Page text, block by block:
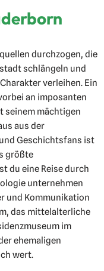
durchzogen, die
schlängeln und
verleihen. Ein
an imposanten
seinem mächtigen
aus der
Geschichtsfans ist
größte
du eine Reise durch
unternehmen
und Kommunikation
das mittelalterliche
im
ehemaligen
wert.